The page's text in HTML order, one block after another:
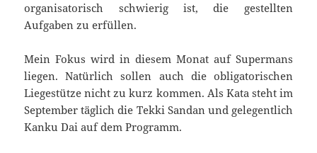
organisatorisch schwierig ist, die gestellten
Aufgaben zu erfüllen.
Mein Fokus wird in diesem Monat auf Supermans
liegen. Natürlich sollen auch die obligatorischen
Liegestütze nicht zu kurz kommen. Als Kata steht im
September täglich die Tekki Sandan und gelegentlich
Kanku Dai auf dem Programm.